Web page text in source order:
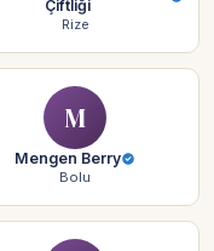
Çiftliği
Rize
M
Mengen Berry
Bolu